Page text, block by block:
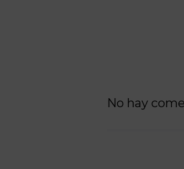
No hay